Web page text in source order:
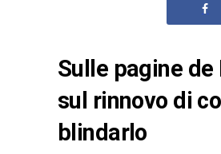
Sulle pagine
sul rinnovo di
blindarlo